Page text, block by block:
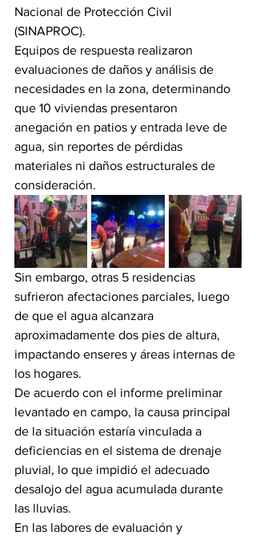
Nacional de Protección Civil
(SINAPROC).
Equipos de respuesta realizaron
evaluaciones de daños y análisis de
necesidades en la zona, determinando
que 10 viviendas presentaron
anegación en patios y entrada leve de
agua, sin reportes de pérdidas
materiales ni daños estructurales de
consideración.
Sin embargo, otras 5 residencias
sufrieron afectaciones parciales, luego
de que el agua alcanzara
aproximadamente dos pies de altura,
impactando enseres y áreas internas de
los hogares.
De acuerdo con el informe preliminar
levantado en campo, la causa principal
de la situación estaría vinculada a
deficiencias en el sistema de drenaje
pluvial, lo que impidió el adecuado
desalojo del agua acumulada durante
las lluvias.
En las labores de evaluación y